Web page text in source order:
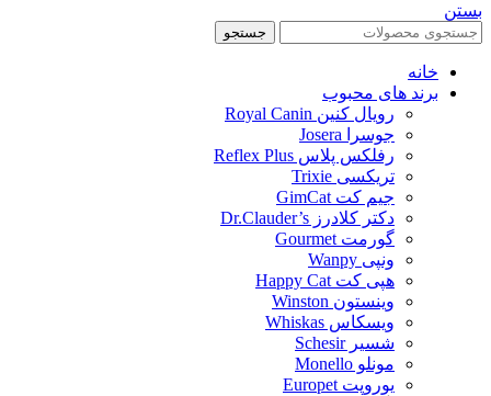
بستن
جستجو
خانه
برند های محبوب
رویال کنین Royal Canin
جوسرا Josera
رفلکس پلاس Reflex Plus
تریکسی Trixie
جیم کت GimCat
دکتر کلادرز Dr.Clauder’s
گورمت Gourmet
ونپی Wanpy
هپی کت Happy Cat
وینستون Winston
ویسکاس Whiskas
شسیر Schesir
مونلو Monello
یوروپت Europet